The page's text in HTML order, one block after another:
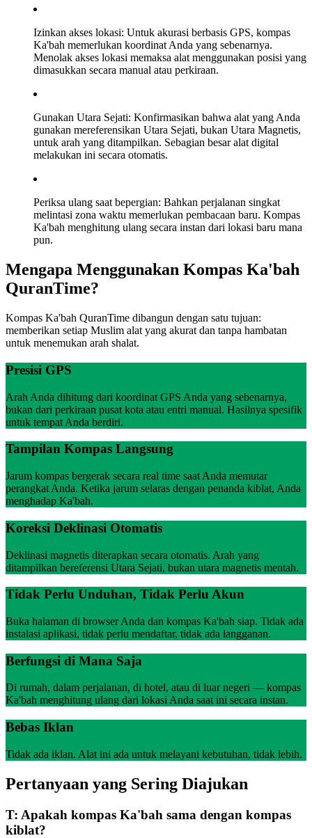
Izinkan akses lokasi: Untuk akurasi berbasis GPS, kompas
Ka'bah memerlukan koordinat Anda yang sebenarnya.
Menolak akses lokasi memaksa alat menggunakan posisi yang
dimasukkan secara manual atau perkiraan.
Gunakan Utara Sejati: Konfirmasikan bahwa alat yang Anda
gunakan mereferensikan Utara Sejati, bukan Utara Magnetis,
untuk arah yang ditampilkan. Sebagian besar alat digital
melakukan ini secara otomatis.
Periksa ulang saat bepergian: Bahkan perjalanan singkat
melintasi zona waktu memerlukan pembacaan baru. Kompas
Ka'bah menghitung ulang secara instan dari lokasi baru mana
pun.
Mengapa Menggunakan Kompas Ka'bah
QuranTime?
Kompas Ka'bah QuranTime dibangun dengan satu tujuan:
memberikan setiap Muslim alat yang akurat dan tanpa hambatan
untuk menemukan arah shalat.
Presisi GPS
Arah Anda dihitung dari koordinat GPS Anda yang sebenarnya,
bukan dari perkiraan pusat kota atau entri manual. Hasilnya spesifik
untuk tempat Anda berdiri.
Tampilan Kompas Langsung
Jarum kompas bergerak secara real time saat Anda memutar
perangkat Anda. Ketika jarum selaras dengan penanda kiblat, Anda
menghadap Ka'bah.
Koreksi Deklinasi Otomatis
Deklinasi magnetis diterapkan secara otomatis. Arah yang
ditampilkan bereferensi Utara Sejati, bukan utara magnetis mentah.
Tidak Perlu Unduhan, Tidak Perlu Akun
Buka halaman di browser Anda dan kompas Ka'bah siap. Tidak ada
instalasi aplikasi, tidak perlu mendaftar, tidak ada langganan.
Berfungsi di Mana Saja
Di rumah, dalam perjalanan, di hotel, atau di luar negeri — kompas
Ka'bah menghitung ulang dari lokasi Anda saat ini secara instan.
Bebas Iklan
Tidak ada iklan. Alat ini ada untuk melayani kebutuhan, tidak lebih.
Pertanyaan yang Sering Diajukan
T: Apakah kompas Ka'bah sama dengan kompas
kiblat?